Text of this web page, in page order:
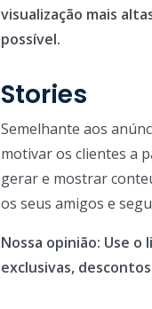
visualização mais
possível.
Stories
Semelhante aos
motivar os clientes a
gerar e mostrar
os seus amigos e
Nossa opinião: Use
exclusivas,